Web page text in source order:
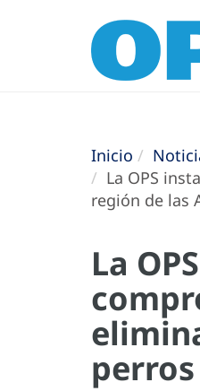
Inicio
La OPS
región de las
La